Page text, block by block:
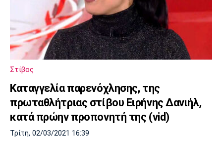
Στίβος
Καταγγελία παρενόχλησης, της
πρωταθλήτριας στίβου Ειρήνης Δανιήλ,
κατά πρώην προπονητή της (vid)
Τρίτη, 02/03/2021 16:39